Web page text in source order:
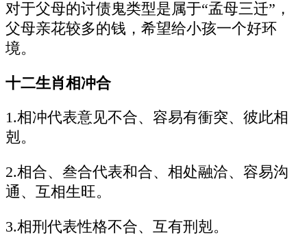
对于父母的讨债鬼类型是属于“孟母三迁”，
父母亲花较多的钱，希望给小孩一个好环
境。
十二生肖相冲合
1.相冲代表意见不合、容易有衝突、彼此相
剋。
2.相合、叁合代表和合、相处融洽、容易沟
通、互相生旺。
3.相刑代表性格不合、互有刑剋。